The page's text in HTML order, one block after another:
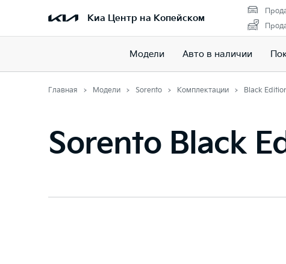
Киа Центр на Копейском
Модели Авто в наличии
Главная Модели Sorento Комплектации Black
Sorento Black